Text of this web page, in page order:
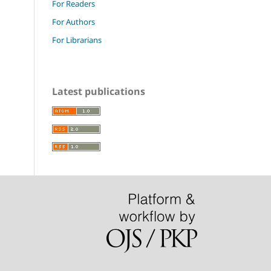
For Readers
For Authors
For Librarians
Latest publications